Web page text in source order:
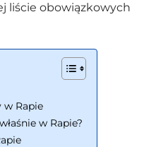
liście obowiązkowych
w Rapie
w Rapie?